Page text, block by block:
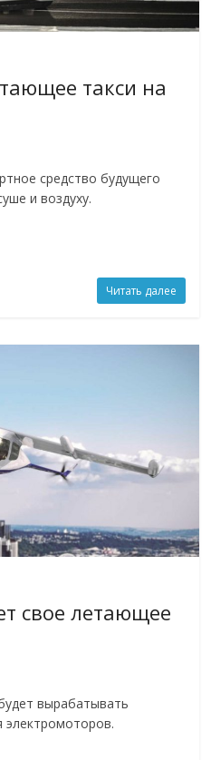
такси на
средство будущего
и воздуху.
Читать далее
свое летающее
вырабатывать
электромоторов.